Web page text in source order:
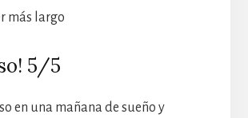
más largo
5/5
en una mañana de sueño y